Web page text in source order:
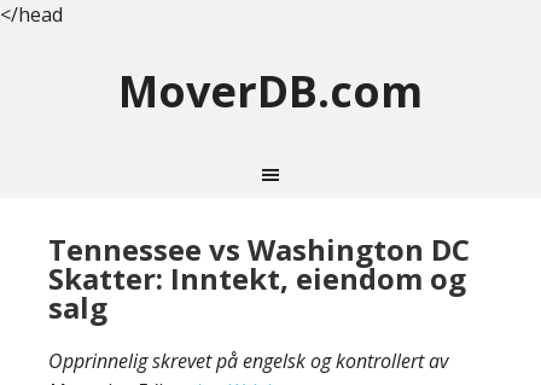
</head
MoverDB.com
Tennessee vs Washington DC
Skatter: Inntekt, eiendom og
salg
Opprinnelig skrevet på engelsk og kontrollert av